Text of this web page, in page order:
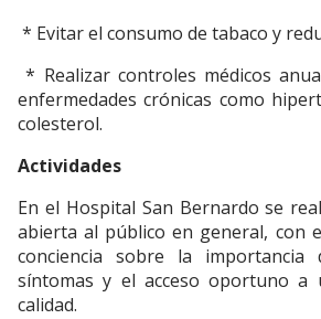
* Evitar el consumo de tabaco y
* Realizar controles médicos
enfermedades crónicas como
colesterol.
Actividades
En el Hospital San Bernardo se
abierta al público en general, con
conciencia sobre la importancia
síntomas y el acceso oportuno a
calidad.